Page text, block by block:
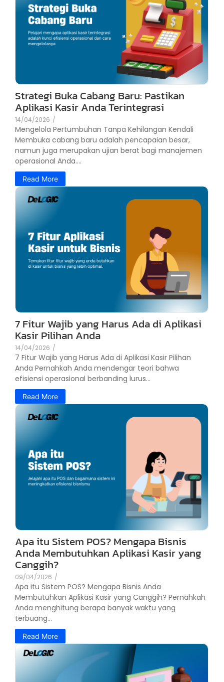
Strategi Buka Cabang Baru: Pastikan
Aplikasi Kasir Anda Terintegrasi
14/04/2026 /
Mengelola Pertumbuhan Tanpa Kehilangan Kendali
Membuka cabang baru adalah pencapaian besar,
namun juga merupakan ujian berat bagi manajemen
operasional Anda....
Read More
7 Fitur Wajib yang Harus Ada di Aplikasi
Kasir Pilihan Anda
14/04/2026 /
7 Fitur Wajib yang Harus Ada di Aplikasi Kasir Pilihan
Anda Pernahkah Anda mendengar teori bahwa
efisiensi operasional berbanding lurus...
Read More
Apa itu Sistem POS? Mengapa Bisnis
Anda Membutuhkan Aplikasi Kasir yang
Canggih?
09/04/2026 /
Apa itu Sistem POS? Mengapa Bisnis Anda
Membutuhkan Aplikasi Kasir yang Canggih? Pernahkah
Anda menghitung berapa banyak waktu yang
terbuang...
Read More